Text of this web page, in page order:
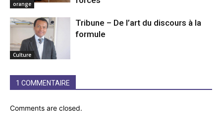
orange
Culture
Tribune – De l’art du discours à la
formule
1 COMMENTAIRE
Comments are closed.